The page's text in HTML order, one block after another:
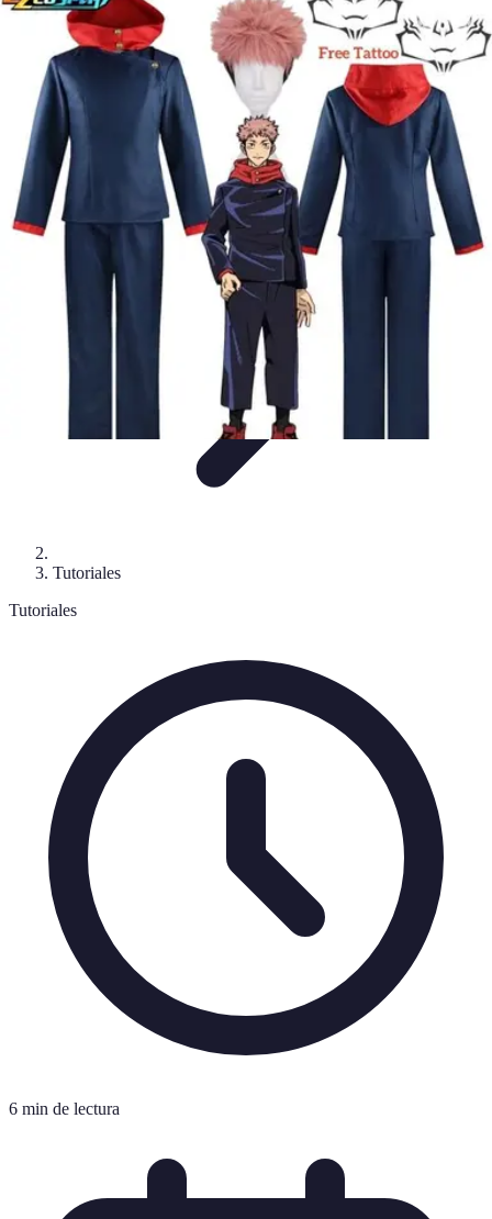
Disfraces Halloween
Listas y ConsejosGuías y
TutorialesTendenciasComparativosDisfraces Clásicos
Disfraces Halloween
Tutoriales
Tutoriales
6 min de lectura